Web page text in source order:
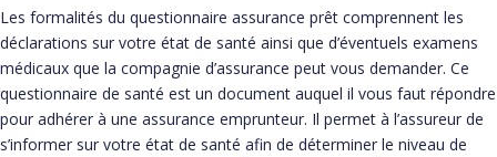
Les formalités du questionnaire assurance prêt comprennent les
déclarations sur votre état de santé ainsi que d’éventuels examens
médicaux que la compagnie d’assurance peut vous demander. Ce
questionnaire de santé est un document auquel il vous faut répondre
pour adhérer à une assurance emprunteur. Il permet à l’assureur de
s’informer sur votre état de santé afin de déterminer le niveau de